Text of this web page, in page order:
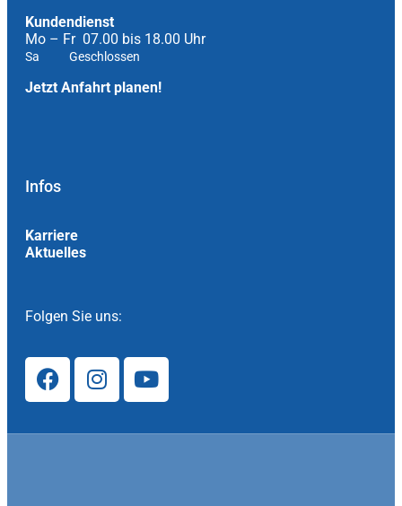
Kundendienst
Mo – Fr 07.00 bis 18.00 Uhr
Sa Geschlossen
Jetzt Anfahrt planen!
Infos
Karriere
Aktuelles
Folgen Sie uns: